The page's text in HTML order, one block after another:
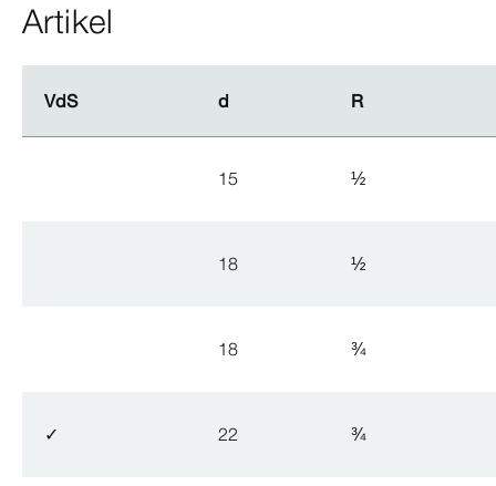
Artikel
VdS d R
VdS d R
15 ½
18 ½
18 ¾
✓ 22 ¾